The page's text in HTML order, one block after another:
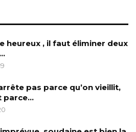
heureux , il faut éliminer deux
pas parce qu’on vieillit,
parce…